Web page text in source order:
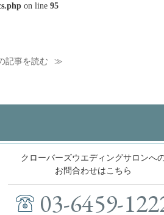
on line 95
記事を読む
クローバーズウエディングサロンへ
お問合わせはこちら
03-6459-